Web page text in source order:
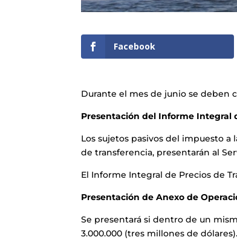
Facebook
Durante el mes de junio se deben
Presentación del Informe Integral
Los sujetos pasivos del impuesto
de transferencia, presentarán al
El Informe Integral de Precios de
Presentación de Anexo de
Se presentará si dentro de un
3.000.000 (tres millones de